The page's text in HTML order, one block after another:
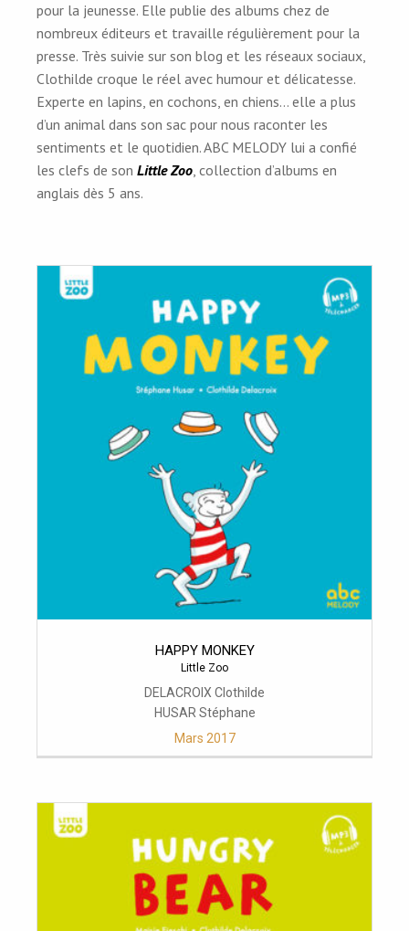
pour la jeunesse. Elle publie des albums chez de
nombreux éditeurs et travaille régulièrement pour la
presse. Très suivie sur son blog et les réseaux sociaux,
Clothilde croque le réel avec humour et délicatesse.
Experte en lapins, en cochons, en chiens… elle a plus
d’un animal dans son sac pour nous raconter les
sentiments et le quotidien. ABC MELODY lui a confié
les clefs de son Little Zoo, collection d’albums en
anglais dès 5 ans.
HAPPY MONKEY
Little Zoo
DELACROIX Clothilde
HUSAR Stéphane
Mars 2017